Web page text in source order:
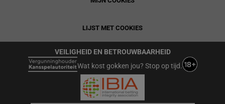
LIJST MET COOKIES
VEILIGHEID EN BETROUWBAARHEID
Wat kost gokken jou? Stop op tijd.